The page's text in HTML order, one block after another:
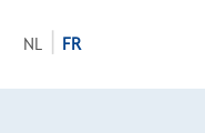
NL FR